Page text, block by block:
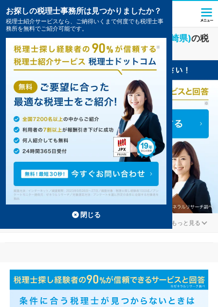
IT・インターネット業界に強い延岡市(宮崎県)の税
理士・会計事務所の一覧
もっと見る
お探しの税理士事務所は見つかりましたか？
税理士紹介サービスなら、ご納得いくまで何度でも税理士事
務所を無料でご紹介可能です。
閉じる